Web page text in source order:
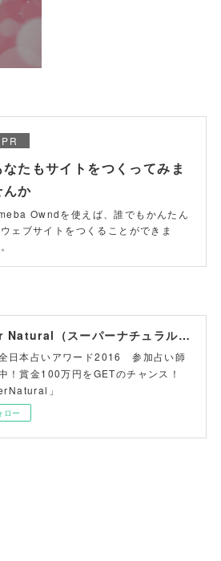
PR
なたもサイトをつくってみま
んか
Owndを使えば、誰でもかんたん
ェブサイトをつくることができま
Super Natural（スーパーナチュラル）
日本占いアワード2016 参加占い師
！賞金100万円をGETのチャンス！
」
ロー